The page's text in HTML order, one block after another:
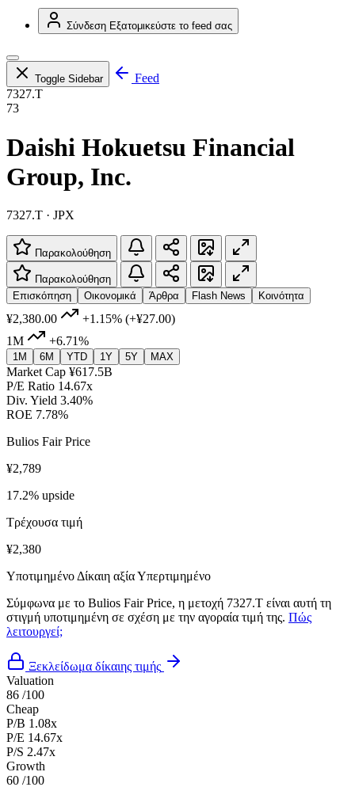
Σύνδεση Εξατομικεύστε το feed σας
Toggle Sidebar
Feed
7327.T
73
Daishi Hokuetsu Financial
Group, Inc.
7327.T · JPX
Παρακολούθηση
Παρακολούθηση
Επισκόπηση
Οικονομικά Άρθρα Flash News Κοινότητα
¥2,380.00 +1.15% (+¥27.00)
1M
+6.71%
1M 6M YTD 1Y 5Y MAX
Market Cap ¥617.5B
P/E Ratio 14.67x
Div. Yield 3.40%
ROE 7.78%
Bulios Fair Price
¥2,789
17.2% upside
Τρέχουσα τιμή
¥2,380
Υποτιμημένο Δίκαιη αξίαΥπερτιμημένο
Σύμφωνα με το Bulios Fair Price, η μετοχή 7327.T είναι αυτή τη
στιγμή υποτιμημένη σε σχέση με την αγοραία τιμή της. Πώς
λειτουργεί;
Ξεκλείδωμα δίκαιης τιμής
Valuation
86 /100
Cheap
P/B 1.08x
P/E 14.67x
P/S 2.47x
Growth
60 /100